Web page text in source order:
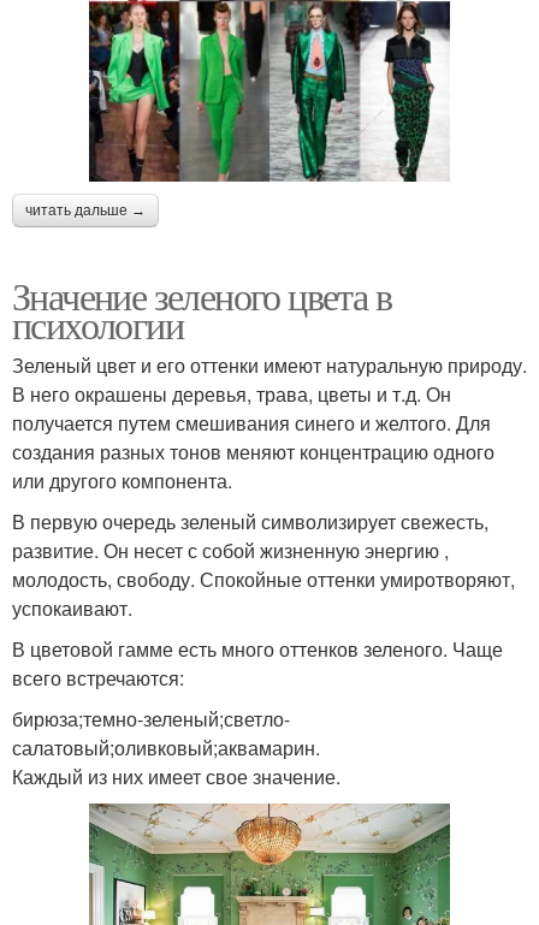
читать дальше →
Значение зеленого цвета в
психологии
Зеленый цвет и его оттенки имеют натуральную природу.
В него окрашены деревья, трава, цветы и т.д. Он
получается путем смешивания синего и желтого. Для
создания разных тонов меняют концентрацию одного
или другого компонента.
В первую очередь зеленый символизирует свежесть,
развитие. Он несет с собой жизненную энергию ,
молодость, свободу. Спокойные оттенки умиротворяют,
успокаивают.
В цветовой гамме есть много оттенков зеленого. Чаще
всего встречаются:
бирюза;темно-зеленый;светло-
салатовый;оливковый;аквамарин.
Каждый из них имеет свое значение.